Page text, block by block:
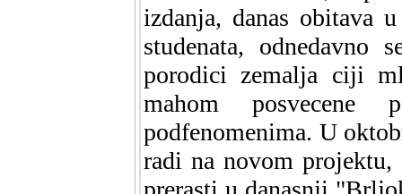
izdanja, danas obitava
studenata,
porodici zemalja ciji
mahom
podfenomenima. U
radi na novom